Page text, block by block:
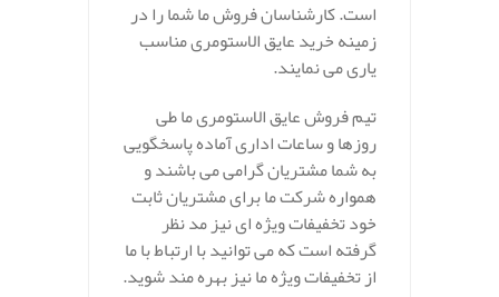
است. کارشناسان فروش ما شما را در
زمینه خرید عایق الاستومری مناسب
یاری می نمایند.
تیم فروش عایق الاستومری ما طی
روزها و ساعات اداری آماده پاسخگویی
به شما مشتریان گرامی می باشند و
همواره شرکت ما برای مشتریان ثابت
خود تخفیفات ویژه ای نیز مد نظر
گرفته است که می توانید با ارتباط با ما
از تخفیفات ویژه ما نیز بهره مند شوید.